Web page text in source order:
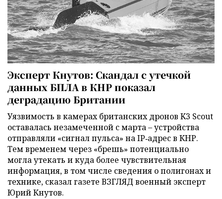
Эксперт Кнутов: Скандал с утечкой
данных БПЛА в КНР показал
деградацию Британии
Уязвимость в камерах британских дронов K3 Scout
оставалась незамеченной с марта – устройства
отправляли «сигнал пульса» на IP‑адрес в КНР.
Тем временем через «брешь» потенциально
могла утекать и куда более чувствительная
информация, в том числе сведения о полигонах и
технике, сказал газете ВЗГЛЯД военный эксперт
Юрий Кнутов.